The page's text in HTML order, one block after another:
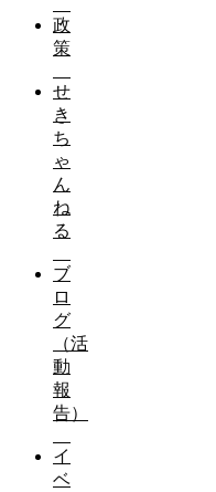
政
策
せ
き
ち
ゃ
ん
ね
る
ブ
ロ
グ
（活
動
報
告）
イ
ベ